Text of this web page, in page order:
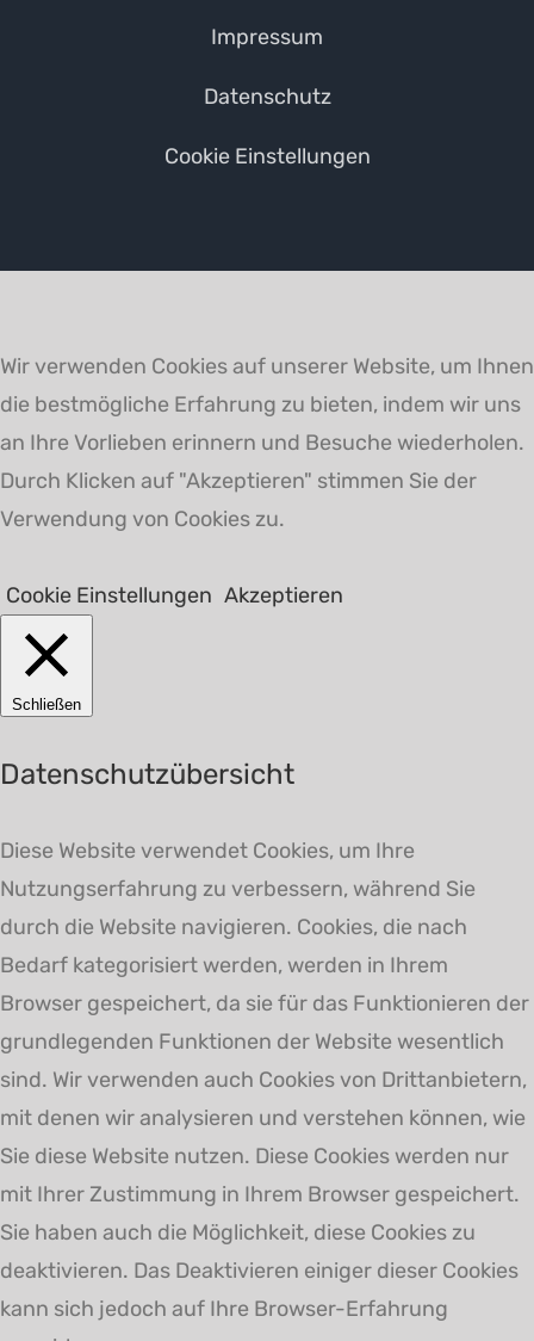
Impressum
Datenschutz
Cookie Einstellungen
Wir verwenden Cookies auf unserer Website, um Ihnen
die bestmögliche Erfahrung zu bieten, indem wir uns
an Ihre Vorlieben erinnern und Besuche wiederholen.
Durch Klicken auf "Akzeptieren" stimmen Sie der
Verwendung von Cookies zu.
Cookie Einstellungen Akzeptieren
Schließen
Datenschutzübersicht
Diese Website verwendet Cookies, um Ihre
Nutzungserfahrung zu verbessern, während Sie
durch die Website navigieren. Cookies, die nach
Bedarf kategorisiert werden, werden in Ihrem
Browser gespeichert, da sie für das Funktionieren der
grundlegenden Funktionen der Website wesentlich
sind. Wir verwenden auch Cookies von Drittanbietern,
mit denen wir analysieren und verstehen können, wie
Sie diese Website nutzen. Diese Cookies werden nur
mit Ihrer Zustimmung in Ihrem Browser gespeichert.
Sie haben auch die Möglichkeit, diese Cookies zu
deaktivieren. Das Deaktivieren einiger dieser Cookies
kann sich jedoch auf Ihre Browser-Erfahrung